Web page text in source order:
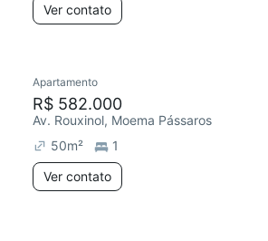
Ver contato
Redecorar
Apartamento
R$ 582.000
Av. Rouxinol, Moema Pássaros
50m²
1
Ver contato